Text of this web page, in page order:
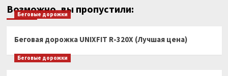
Возможно, вы пропустили:
Беговые дорожки
Беговая дорожка UNIXFIT R-320X (Лучшая цена)
Беговые дорожки